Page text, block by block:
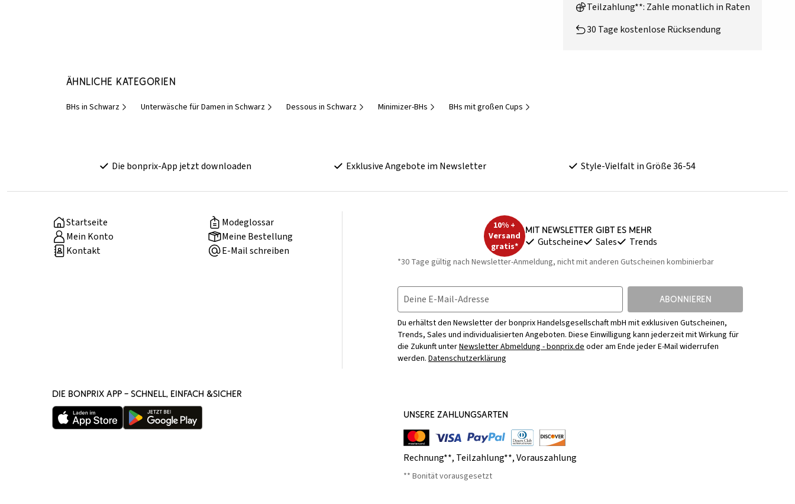
Teilzahlung**: Zahle monatlich in Raten
30 Tage kostenlose Rücksendung
Ähnliche Kategorien
BHs in Schwarz Unterwäsche für Damen in Schwarz Dessous in Schwarz Minimizer-BHs BHs mit großen Cups
Die bonprix-App jetzt downloaden Exklusive Angebote im Newsletter Style-Vielfalt in Größe 36-54
Startseite
Modeglossar
Mein Konto
Meine Bestellung
Kontakt
E-Mail schreiben
10% +
Versand
gratis*
Mit Newsletter gibt es mehr
Gutscheine Sales Trends
*30 Tage gültig nach Newsletter-Anmeldung, nicht mit anderen Gutscheinen kombinierbar
Deine E-Mail-Adresse ABONNIEREN
Du erhältst den Newsletter der bonprix Handelsgesellschaft mbH mit exklusiven Gutscheinen,
Trends, Sales und individualisierten Angeboten. Diese Einwilligung kann jederzeit mit Wirkung für
die Zukunft unterNewsletter Abmeldung - bonprix.deoder am Ende jeder E-Mail widerrufen
werden. Datenschutzerklärung
DIE BONPRIX APP – SCHNELL, EINFACH &SICHER
UNSERE ZAHLUNGSARTEN
Rechnung**, Teilzahlung**,Vorauszahlung
** Bonität vorausgesetzt